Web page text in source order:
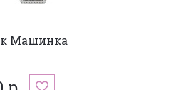
Машинка